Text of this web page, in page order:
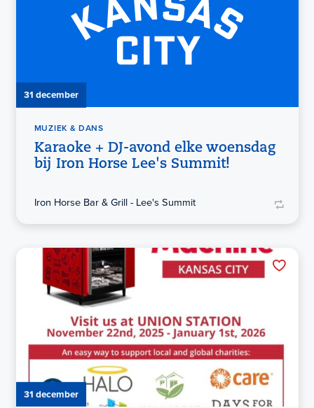
31 december
MUZIEK & DANS
Karaoke + DJ-avond elke woensdag
bij Iron Horse Lee's Summit!
Iron Horse Bar & Grill - Lee's Summit
31 december